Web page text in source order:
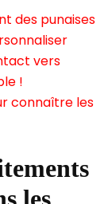
des punaises
vers
!
connaître les